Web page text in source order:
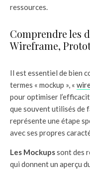
ressources.
Comprendre les
Wireframe,
Il est essentiel de bien
termes « mockup », «
pour optimiser
que souvent utilisés de
représente une étape
avec ses propres
Les Mockupssont des
qui donnent un aperçu